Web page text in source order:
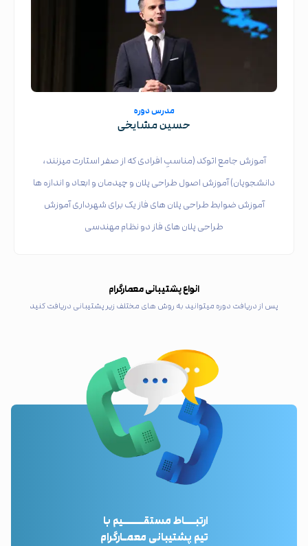
مدرس دوره
حسین مشایخی
آموزش جامع اتوکد (مناسبِ افرادی که از صفر استارت میزنند،
دانشجویان) آموزش اصول طراحی پلان و چیدمان و ابعاد و اندازه ها
آموزش ضوابط طراحی پلان های فاز یک برای شهرداری آموزش
طراحی پلان های فاز دو نظام مهندسی
انواع پشتیبانی معمارگرام
پس از دریافت دوره میتوانید به روش های مختلف زیر پشتیبانی دریافت کنید
ارتبـــاط مستقــــــیم با
تیم پشتیبانی معمـارگرام